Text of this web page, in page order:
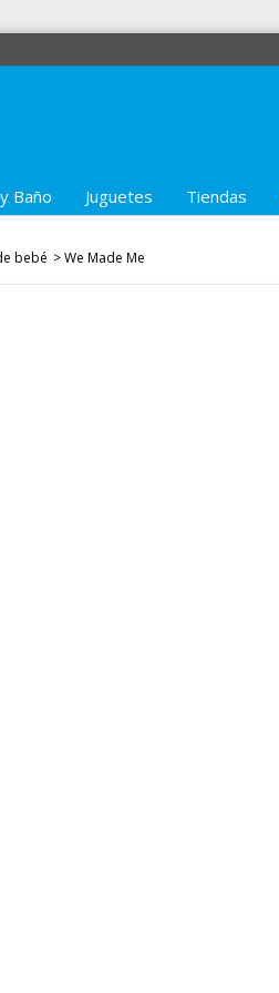
Baño Juguetes Tiendas
bebé >We Made Me